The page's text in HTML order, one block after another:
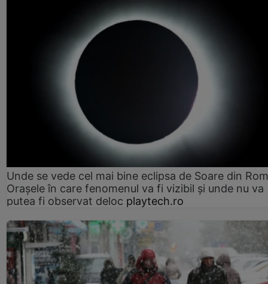
Unde se vede cel mai bine eclipsa de Soare din
Orașele în care fenomenul va fi vizibil și unde nu va
putea fi observat deloc playtech.ro